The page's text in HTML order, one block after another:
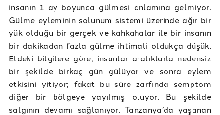
insanın 1 ay boyunca gülmesi anlamına gelmiyor.
Gülme eyleminin solunum sistemi üzerinde ağır bir
yük olduğu bir gerçek ve kahkahalar ile bir insanın
bir dakikadan fazla gülme ihtimali oldukça düşük.
Eldeki bilgilere göre, insanlar aralıklarla nedensiz
bir şekilde birkaç gün gülüyor ve sonra eylem
etkisini yitiyor; fakat bu süre zarfında semptom
diğer bir bölgeye yayılmış oluyor. Bu şekilde
salgının devamı sağlanıyor. Tanzanya’da yaşanan